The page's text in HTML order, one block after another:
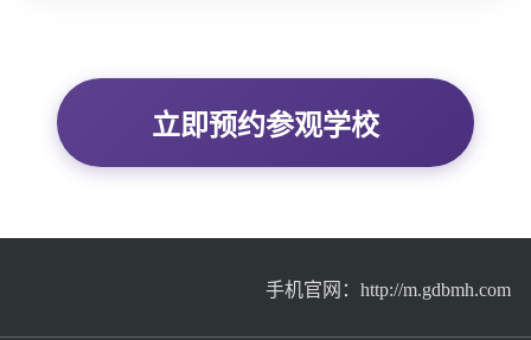
立即预约参观学校
手机官网： http://m.gdbmh.com